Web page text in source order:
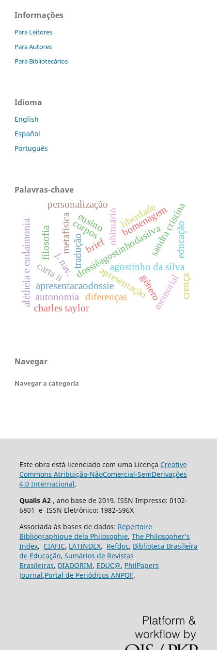
Informações
Para Leitores
Para Autores
Para Bibliotecários
Idioma
English
Español
Português
Palavras-chave
apresentação
dossiêagostinhodasilva
apresentacaodossie
traduçãobrief
j. nav. agostinho da silva
carta ii
sandra cristina
obituáriohomenagem
memorial
diferenças
corpos
alétheia e eudaimonia filosofia metafísica educação
personalização
crença
gênero
autonomia
liberdade
ensino
charles taylor
Navegar
Navegar a categoria
Este obra está licenciado com uma Licença Creative
Commons Atribuição-NãoComercial-SemDerivações
4.0 Internacional.
Qualis A2 , ano base de 2019. ISSN Impresso: 0102-
6801 e ISSN Eletrônico: 1982-596X
Associada às bases de dados: Repertoire
Bibliographique dela Philosophie, The Philosopher’s
Index, CIAFIC, LATINDEX, Refdoc, Biblioteca Brasileira
de Educação, Sumários de Revistas
Brasileiras, DIADORIM, EDUC@, PhilPapers
Journal,Portal de Periódicos ANPOF.